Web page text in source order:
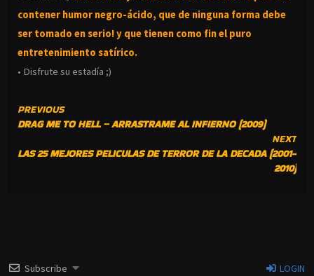
contener humor negro-ácido, que de ninguna forma debe
ser tomado en serio! y que tienen como fin el puro
entretenimiento satírico.
• Disfrute su estadía ;)
CONTINUE
READING
PREVIOUS
DRAG ME TO HELL – ARRASTRAME AL INFIERNO (2009)
NEXT
LAS 25 MEJORES PELICULAS DE TERROR DE LA DECADA (2001-
2010)
Subscribe LOGIN